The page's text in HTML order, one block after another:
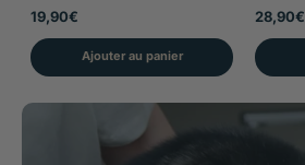
19,90€
Ajouter au panier
28,90€